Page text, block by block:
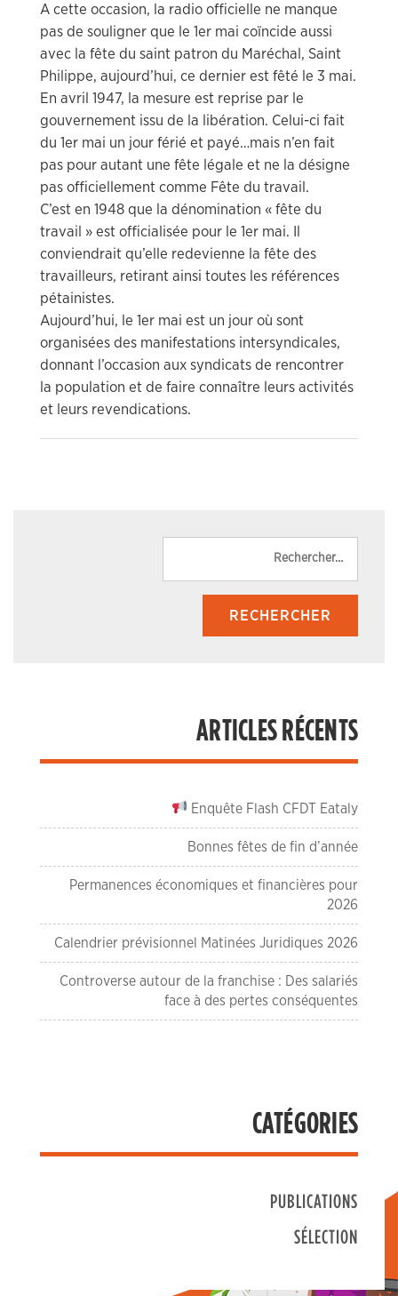
A cette occasion, la radio officielle ne manque
pas de souligner que le 1er mai coïncide aussi
avec la fête du saint patron du Maréchal, Saint
Philippe, aujourd’hui, ce dernier est fêté le 3 mai.
En avril 1947, la mesure est reprise par le
gouvernement issu de la libération. Celui-ci fait
du 1er mai un jour férié et payé…mais n’en fait
pas pour autant une fête légale et ne la désigne
pas officiellement comme Fête du travail.
C’est en 1948 que la dénomination « fête du
travail » est officialisée pour le 1er mai. Il
conviendrait qu’elle redevienne la fête des
travailleurs, retirant ainsi toutes les références
pétainistes.
Aujourd’hui, le 1er mai est un jour où sont
organisées des manifestations intersyndicales,
donnant l’occasion aux syndicats de rencontrer
la population et de faire connaître leurs activités
et leurs revendications.
ARTICLES RÉCENTS
Enquête Flash CFDT Eataly
Bonnes fêtes de fin d’année
Permanences économiques et financières pour
2026
Calendrier prévisionnel Matinées Juridiques 2026
Controverse autour de la franchise : Des salariés
face à des pertes conséquentes
CATÉGORIES
PUBLICATIONS
SÉLECTION